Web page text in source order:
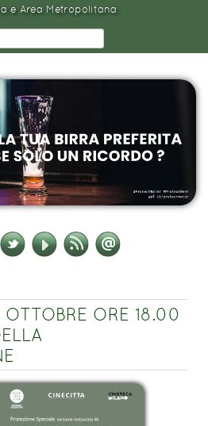
e Area Metropolitana
ORE 18.00